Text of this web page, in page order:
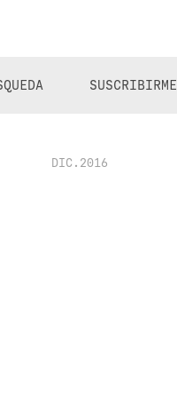
SUSCRIBIRME
DIC.2016